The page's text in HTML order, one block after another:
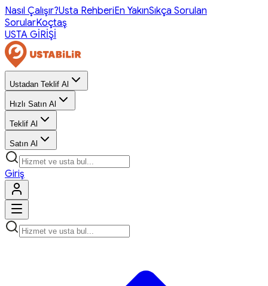
Nasıl Çalışır?Usta RehberiEn YakınSıkça Sorulan
SorularKoçtaş
USTA GİRİŞİ
Ustadan Teklif Al
Hızlı Satın Al
Teklif Al
Satın Al
Giriş